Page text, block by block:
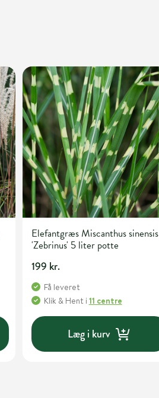
Elefantgræs Miscanthus sinensis
'Zebrinus' 5 liter potte
199 kr.
Få leveret
Klik & Hent i 11 centre
Læg i kurv